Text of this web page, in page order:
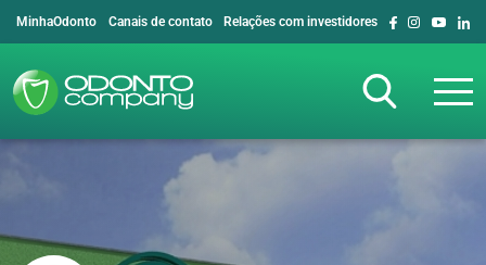
MinhaOdonto Canais de contato Relações com investidores